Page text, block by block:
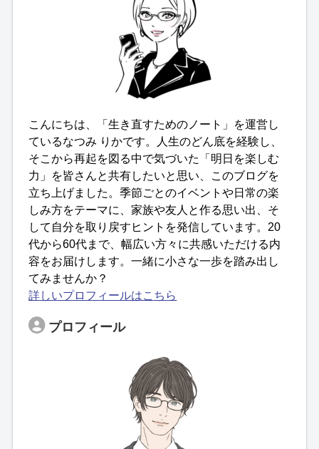
こんにちは、「生き直すためのノート」を運営し
ているなつみ りかです。人生のどん底を経験し、
そこから再起を図る中で気づいた「明日を楽しむ
力」を皆さんと共有したいと思い、このブログを
立ち上げました。季節ごとのイベントや日常の楽
しみ方をテーマに、家族や友人と作る思い出、そ
して自分を取り戻すヒントを発信しています。20
代から60代まで、幅広い方々に共感いただける内
容をお届けします。一緒に小さな一歩を踏み出し
てみませんか？
詳しいプロフィールはこちら
プロフィール